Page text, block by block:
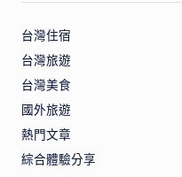
台灣住宿
台灣旅遊
台灣美食
國外旅遊
熱門文章
綜合體驗分享